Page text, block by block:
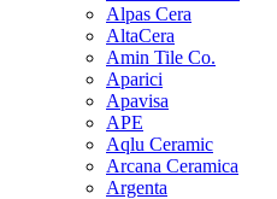
Alpas Cera
AltaCera
Amin Tile Co.
Aparici
Apavisa
APE
Aqlu Ceramic
Arcana Ceramica
Argenta